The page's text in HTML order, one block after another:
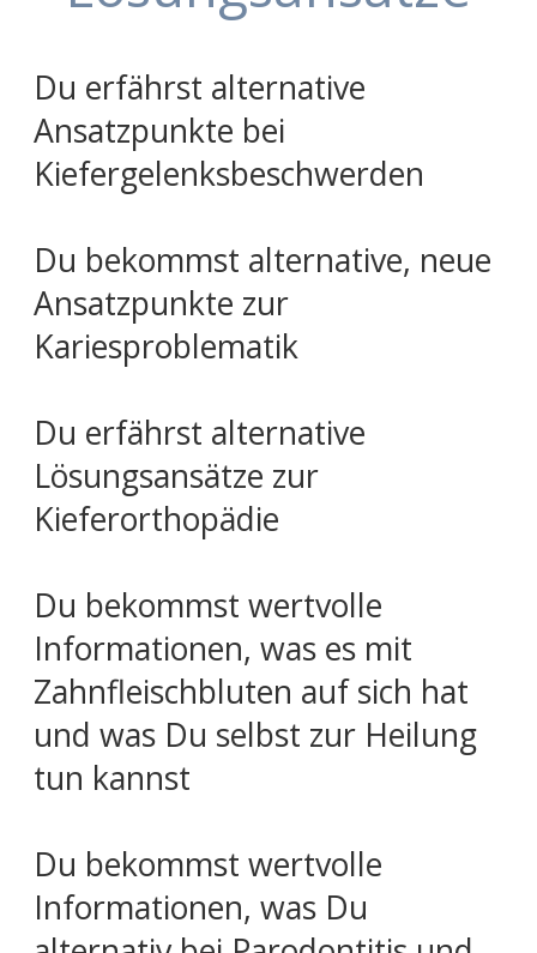
Du erfährst alternative
Ansatzpunkte bei
Kiefergelenksbeschwerden
Du bekommst alternative, neue
Ansatzpunkte zur
Kariesproblematik
Du erfährst alternative
Lösungsansätze zur
Kieferorthopädie
Du bekommst wertvolle
Informationen, was es mit
Zahnfleischbluten auf sich hat
und was Du selbst zur Heilung
tun kannst
Du bekommst wertvolle
Informationen, was Du